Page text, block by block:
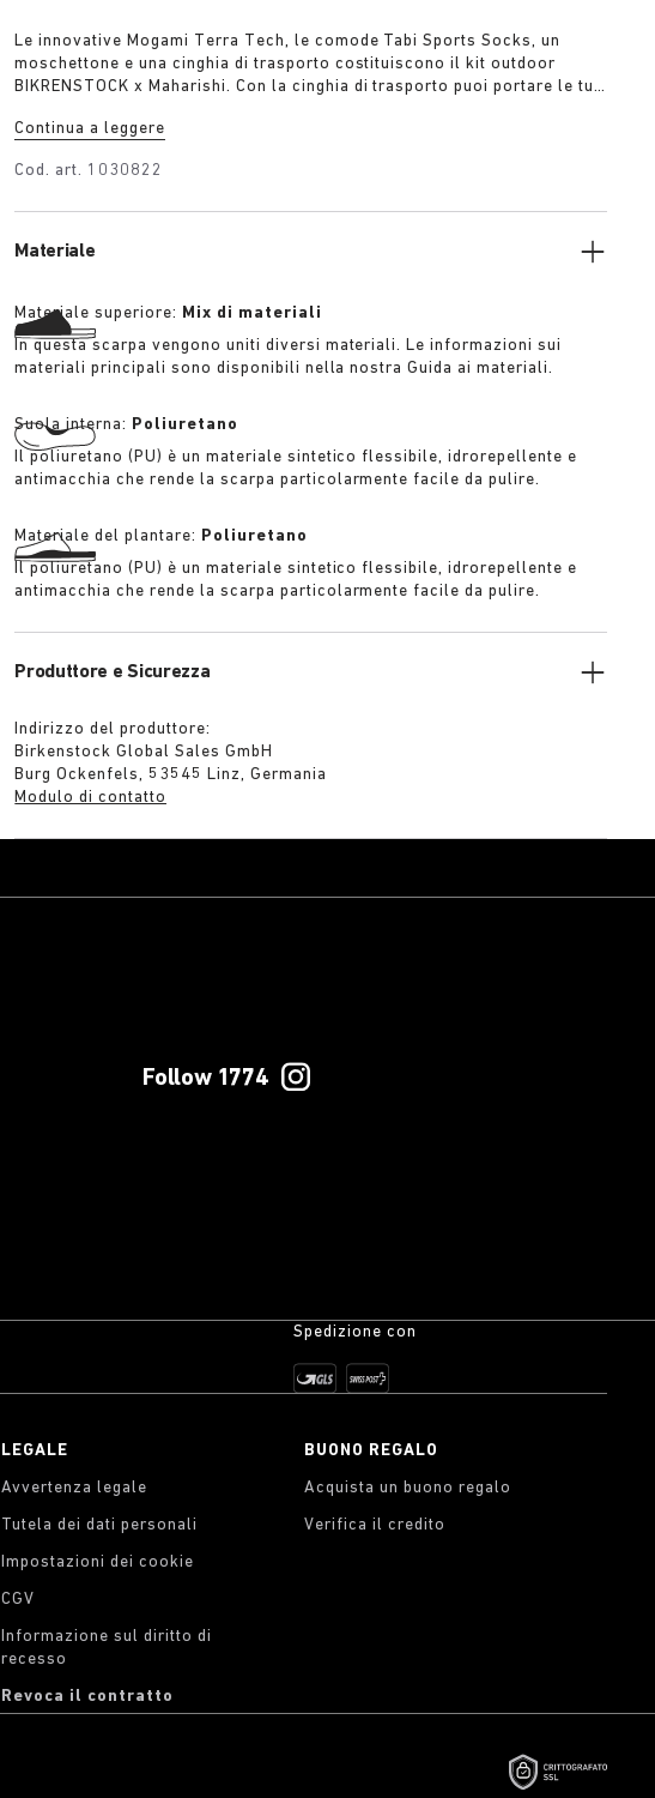
Le innovative Mogami Terra Tech, le comode Tabi Sports Socks, un
moschettone e una cinghia di trasporto costituiscono il kit outdoor
BIKRENSTOCK x Maharishi. Con la cinghia di trasporto puoi portare le tue
moschettone. Il kit imprescindibile per veri fan dell’outdoor. Il kit
Continua a leggere
Cod. art. 1030822
Materiale
Materiale superiore: Mix di materiali
In questa scarpa vengono uniti diversi materiali. Le informazioni sui
materiali principali sono disponibili nella nostra Guida ai materiali.
Suola interna: Poliuretano
Il poliuretano (PU) è un materiale sintetico flessibile, idrorepellente e
antimacchia che rende la scarpa particolarmente facile da pulire.
Materiale del plantare: Poliuretano
Il poliuretano (PU) è un materiale sintetico flessibile, idrorepellente e
antimacchia che rende la scarpa particolarmente facile da pulire.
Produttore e Sicurezza
Indirizzo del produttore:
Birkenstock Global Sales GmbH
Burg Ockenfels, 53545 Linz, Germania
Modulo di contatto
Follow 1774
Spedizione con
LEGALE
Avvertenza legale
Tutela dei dati personali
Impostazioni dei cookie
CGV
Informazione sul diritto di
recesso
Revoca il contratto
BUONO REGALO
Acquista un buono regalo
Verifica il credito